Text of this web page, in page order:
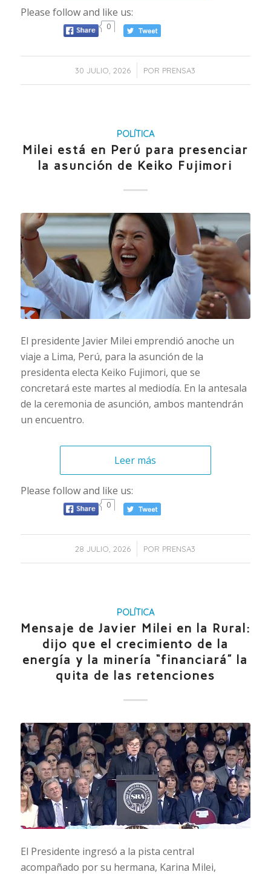
Please follow and like us:
0
30 JULIO, 2026
/ POR PRENSA3
POLÍTICA
Milei está en Perú para presenciar
la asunción de Keiko Fujimori
El presidente Javier Milei emprendió anoche un
viaje a Lima, Perú, para la asunción de la
presidenta electa Keiko Fujimori, que se
concretará este martes al mediodía. En la antesala
de la ceremonia de asunción, ambos mantendrán
un encuentro.
Leer más
Please follow and like us:
0
28 JULIO, 2026
/ POR PRENSA3
POLÍTICA
Mensaje de Javier Milei en la Rural:
dijo que el crecimiento de la
energía y la minería “financiará” la
quita de las retenciones
El Presidente ingresó a la pista central
acompañado por su hermana, Karina Milei,